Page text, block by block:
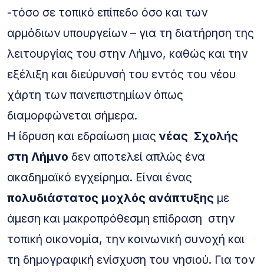
-τόσο σε τοπικό επίπεδο όσο και των
αρμόδιων υπουργείων – για τη διατήρηση της
λειτουργίας του στην Λήμνο, καθώς και την
εξέλιξη και διεύρυνσή του εντός του νέου
χάρτη των πανεπιστημίων όπως
διαμορφώνεται σήμερα.
Η ίδρυση και εδραίωση μιας νέας Σχολής
στη Λήμνο δεν αποτελεί απλώς ένα
ακαδημαϊκό εγχείρημα. Είναι ένας
πολυδιάστατος μοχλός ανάπτυξης με
άμεση και μακροπρόθεσμη επίδραση στην
τοπική οικονομία, την κοινωνική συνοχή και
τη δημογραφική ενίσχυση του νησιού. Για τον